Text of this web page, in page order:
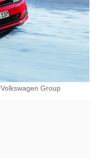
Volkswagen Group